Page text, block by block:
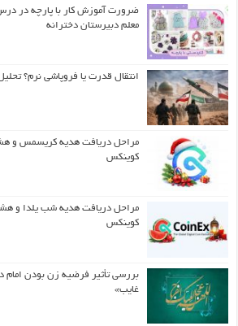
ضرورت آموزش کار با پارچه در
معلم دبیرستان دخترانه
انتقال قدرت یا فروپاشی نرم؟
مراحل دریافت هدیه کریسمس و
کوینکس
مراحل دریافت هدیه شب یلدا و
کوینکس
بررسی تأثیر فرضیه زن بودن امام
غایب»